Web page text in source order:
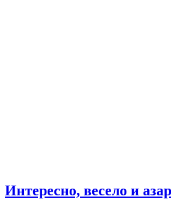
Интересно, весело и